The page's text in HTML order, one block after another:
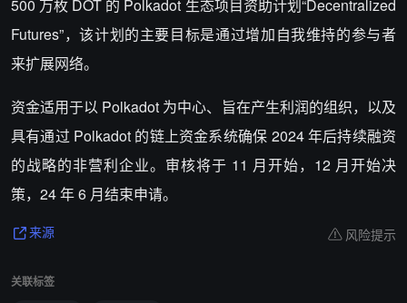
500 万枚 DOT 的 Polkadot 生态项目资助计划“Decentralized
Futures”，该计划的主要目标是通过增加自我维持的参与者
来扩展网络。
资金适用于以 Polkadot 为中心、旨在产生利润的组织，以及
具有通过 Polkadot 的链上资金系统确保 2024 年后持续融资
的战略的非营利企业。审核将于 11 月开始，12 月开始决
策，24 年 6 月结束申请。
来源 风险提示
关联标签